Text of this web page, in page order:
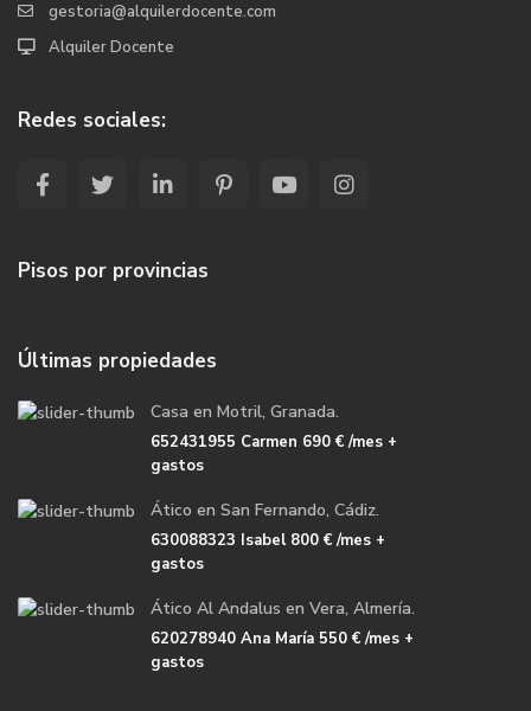
gestoria@alquilerdocente.com
Alquiler Docente
Redes sociales:
Pisos por provincias
Últimas propiedades
Casa en Motril, Granada.
652431955 Carmen 690 €/mes +
gastos
Ático en San Fernando, Cádiz.
630088323 Isabel800 €/mes +
gastos
Ático Al Andalus en Vera, Almería.
620278940 Ana María 550 €/mes +
gastos